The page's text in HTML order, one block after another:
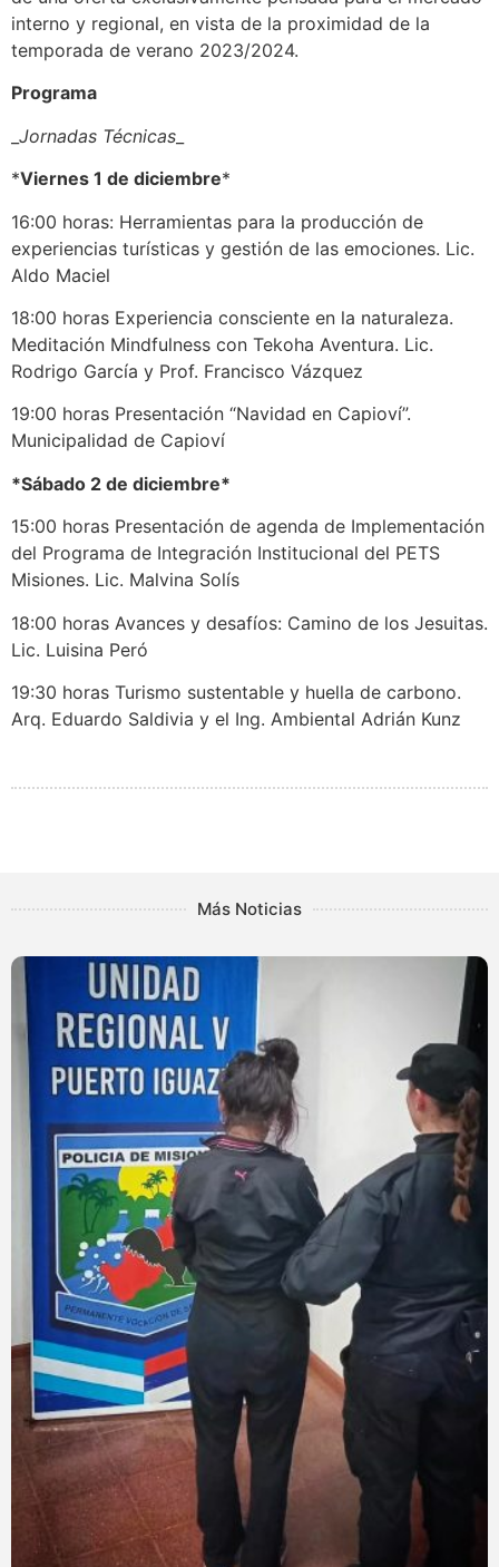
interno y regional, en vista de la proximidad de la
temporada de verano 2023/2024.
Programa
Jornadas Técnicas
*Viernes 1 de diciembre*
16:00 horas: Herramientas para la producción de
experiencias turísticas y gestión de las emociones. Lic.
Aldo Maciel
18:00 horas Experiencia consciente en la naturaleza.
Meditación Mindfulness con Tekoha Aventura. Lic.
Rodrigo García y Prof. Francisco Vázquez
19:00 horas Presentación “Navidad en Capioví”.
Municipalidad de Capioví
*Sábado 2 de diciembre*
15:00 horas Presentación de agenda de Implementación
del Programa de Integración Institucional del PETS
Misiones. Lic. Malvina Solís
18:00 horas Avances y desafíos: Camino de los Jesuitas.
Lic. Luisina Peró
19:30 horas Turismo sustentable y huella de carbono.
Arq. Eduardo Saldivia y el Ing. Ambiental Adrián Kunz
Más Noticias